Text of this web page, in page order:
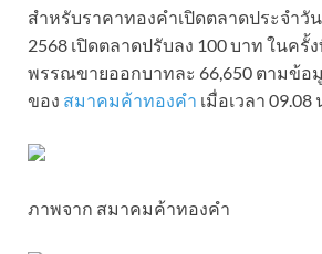
สำหรับราคาทองคำเปิดตลาดประจำวั
2568 เปิดตลาดปรับลง 100 บาท ในครั้
พรรณขายออกบาทละ 66,650 ตามข้อ
ของ สมาคมค้าทองคำ เมื่อเวลา 09.08
ภาพจาก สมาคมค้าทองคำ